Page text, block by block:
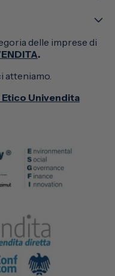
delle imprese di
.
atteniamo.
Univendita